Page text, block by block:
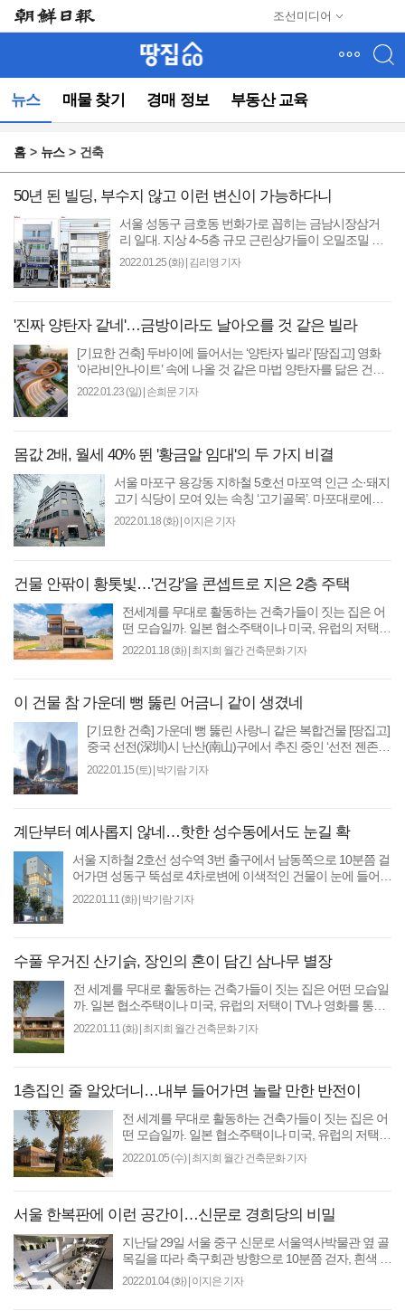
조선미디어
뉴스 매물 찾기 경매 정보 부동산 교육
뉴
(컨
영
홈 뉴스 건축
50년 된 빌딩, 부수지 않고 이런 변신이 가능하다니
서울 성동구 금호동 번화가로 꼽히는 금남시장삼거
리 일대. 지상 4~5층 규모 근린상가들이 오밀조밀 어
깨를 맞대고 들어서 있다. 대부분 지은 지 20~30년된
건물이어서..
2022.01.25 (화)| 김리영 기자
'진짜 양탄자 같네'…금방이라도 날아오를 것 같은 빌라
[기묘한 건축] 두바이에 들어서는 ‘양탄자 빌라’ [땅집고] 영화
‘아라비안나이트’ 속에 나올 것 같은 마법 양탄자를 닮은 건물
이 아랍에미리트 두바이 한복판에 ..
2022.01.23 (일)| 손희문 기자
몸값 2배, 월세 40% 뛴 '황금알 임대'의 두 가지 비결
서울 마포구 용강동 지하철 5호선 마포역 인근 소·돼지
고기 식당이 모여 있는 속칭 ‘고기골목’. 마포대로에서
마포유수지공영주차장 뒷골목으로 5분쯤 걷다보면 6
2022.01.18 (화)| 이지은 기자
건물 안팎이 황톳빛…'건강'을 콘셉트로 지은 2층 주택
전세계를 무대로 활동하는 건축가들이 짓는 집은 어
떤 모습일까. 일본 협소주택이나 미국, 유럽의 저택이
TV나 영화를 통해 종종 소개되지만 그 의도와 철학적
2022.01.18 (화)| 최지희 월간 건축문화 기자
이 건물 참 가운데 뻥 뚫린 어금니 같이 생겼네
[기묘한 건축] 가운데 뻥 뚫린 사랑니 같은 복합건물 [땅집고]
중국 선전(深圳)시 난산(南山)구에서 추진 중인 ‘선전 젠존
(Genzon) 기술혁신센터’. 번쩍거리는 외피를 ..
2022.01.15 (토)| 박기람 기자
계단부터 예사롭지 않네…핫한 성수동에서도 눈길 확
서울 지하철 2호선 성수역 3번 출구에서 남동쪽으로 10분쯤 걸
어가면 성동구 뚝섬로 4차로변에 이색적인 건물이 눈에 들어온
다. 중간층은 뻥 뚫린 듯하고 고층부와 저층..
2022.01.11 (화)| 박기람 기자
수풀 우거진 산기슭, 장인의 혼이 담긴 삼나무 별장
전 세계를 무대로 활동하는 건축가들이 짓는 집은 어떤 모습일
까. 일본 협소주택이나 미국, 유럽의 저택이 TV나 영화를 통해
종종 소개되지만 그 의도와 철학적 의미를..
2022.01.11 (화)| 최지희 월간 건축문화 기자
1층집인 줄 알았더니…내부 들어가면 놀랄 만한 반전이
전 세계를 무대로 활동하는 건축가들이 짓는 집은 어
떤 모습일까. 일본 협소주택이나 미국, 유럽의 저택이
TV나 영화를 통해 종종 소개되지만 그 의도와 철학적
2022.01.05 (수)| 최지희 월간 건축문화 기자
서울 한복판에 이런 공간이…신문로 경희당의 비밀
지난달 29일 서울 중구 신문로 서울역사박물관 옆 골
목길을 따라 축구회관 방향으로 10분쯤 걷자, 흰색 고
벽돌로 마감한 신축 빌딩을 마주쳤다. 마치 그리스 신
2022.01.04 (화)| 이지은 기자